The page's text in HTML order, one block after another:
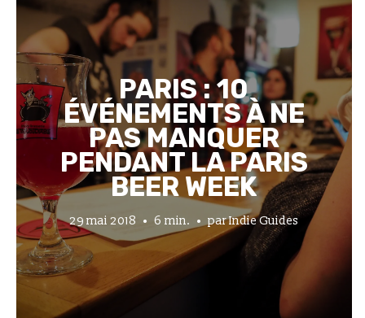
PARIS : 10
ÉVÉNEMENTS À NE
PAS MANQUER
PENDANT LA PARIS
BEER WEEK
29 mai 2018 6 min. parIndie Guides